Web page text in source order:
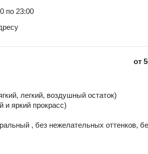
по 23:00
от
легкий, воздушный остаток)
и яркий прокрасс)
, без нежелательных оттенков,